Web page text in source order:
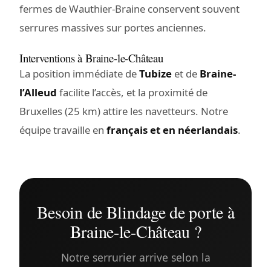
fermes de Wauthier-Braine conservent souvent
serrures massives sur portes anciennes.
Interventions à Braine-le-Château
La position immédiate deTubize et de Braine-
l’Alleud facilite l’accès, et la proximité de
Bruxelles (25 km) attire les navetteurs. Notre
équipe travaille en français et en néerlandais.
Besoin de Blindage de porte à
Braine-le-Château ?
Notre serrurier arrive selon la